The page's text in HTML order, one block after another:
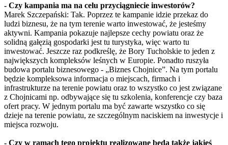
- Czy kampania ma na celu przyciągniecie inwestorów?
Marek Szczepański: Tak. Poprzez te kampanie idzie przekaz do
ludzi biznesu, że na tym terenie warto inwestować, że jesteśmy
aktywni. Kampania pokazuje najlepsze cechy powiatu oraz że
solidną gałęzią gospodarki jest tu turystyka, więc warto tu
inwestować. Jeszcze raz podkreślę, że Bory Tucholskie to jeden z
największych kompleksów leśnych w Europie. Ponadto ruszyła
budowa portalu biznesowego - „Biznes Chojnice”. Na tym portalu
będzie kompleksowa informacja o miejscach, firmach i
infrastrukturze na terenie powiatu oraz to wszystko co jest związane
z Chojnicami np. odbywające się tu szkolenia, konferencje czy baza
ofert pracy. W jednym portalu ma być zawarte wszystko co się
dzieje na terenie powiatu, ze szczególnym naciskiem na inwestycje i
miejsca rozwoju.
- Czy w ramach tego projektu realizowane będą także jakieś